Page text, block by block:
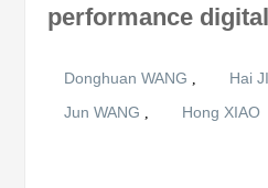
performance
Donghuan WANG , Hai
Jun WANG ,
Hong XIAO